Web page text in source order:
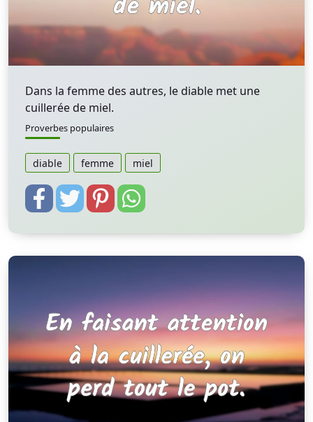
Dans la femme des autres, le diable met une
cuillerée de miel.
Proverbes populaires
diable femme miel